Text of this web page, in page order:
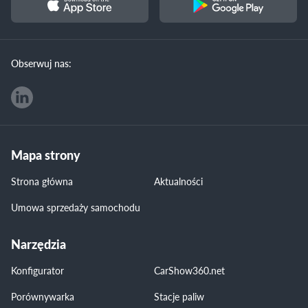
Obserwuj nas:
Mapa strony
Strona główna
Aktualności
Umowa sprzedaży samochodu
Narzędzia
Konfigurator
CarShow360.net
Porównywarka
Stacje paliw